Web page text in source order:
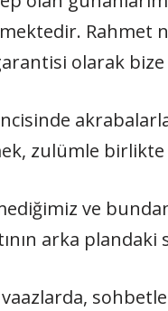
Rahmet
olarak
zulümle
ve
arka plandaki